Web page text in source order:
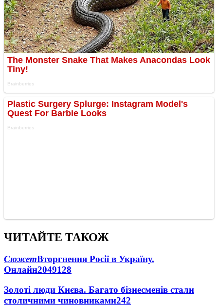
ЧИТАЙТЕ ТАКОЖ
СюжетВторгнення Росії в Україну.
Онлайн2049128
Золоті люди Києва. Багато бізнесменів стали
столичними чиновниками242